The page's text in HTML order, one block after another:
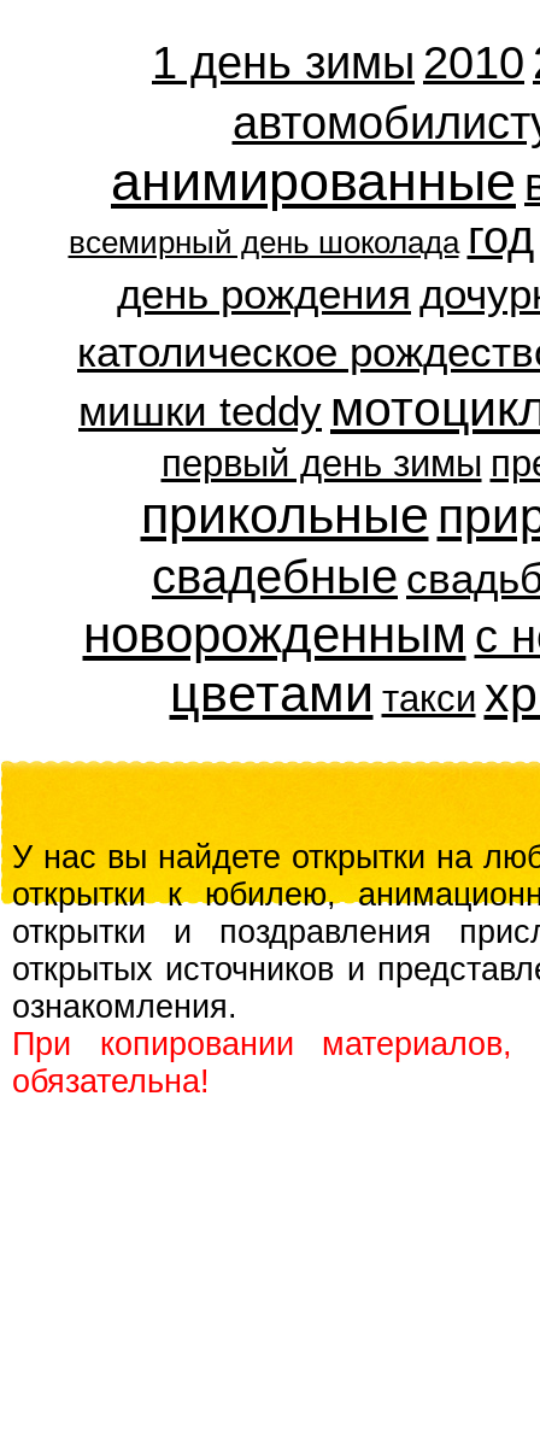
1 день зимы 2010
анимированные
всемирный день шоколада год
день рождения
католическое
мишки teddy
первый день зимы
прикольные
свадебные
новорожденным с
цветами такси
У нас вы найдете открытки на
открытки к юбилею,
открытки и поздравления
открытых источников и
ознакомления.
При копировании
обязательна!